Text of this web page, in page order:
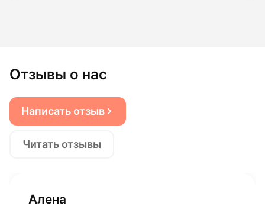
Отзывы о нас
Написать отзыв
Читать отзывы
Алена